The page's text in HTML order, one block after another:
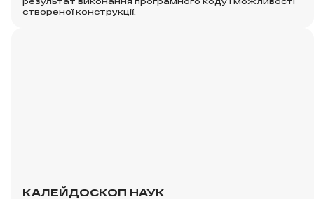
створеної конструкції.
КАЛЕЙДОСКОП НАУК